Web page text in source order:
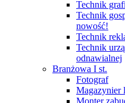
Technik
Technik
nowość!
Technik
Technik
odnawialnej
Branżowa I st.
Fotograf
Magazynier
Monter